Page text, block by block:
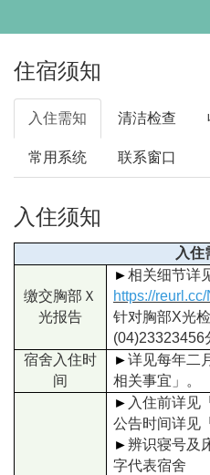
住宿须知
入住需知 清洁检查
常用系统 联系窗口
入住须知
入住
缴交胸部Ｘ
光报告
►相关细节详
https://
针对胸部X光
(04)23323456
宿舍入住时
间
►详见每年二
相关事宜」。
► 入住前详见
公告时间详见
►辨识寝号及
字代表宿舍